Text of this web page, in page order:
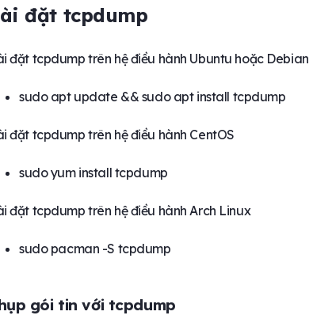
đặt tcpdump
đặt tcpdump trên hệ điều hành Ubuntu hoặc Debian
sudo apt update && sudo apt install tcpdump
đặt tcpdump trên hệ điều hành CentOS
sudo yum install tcpdump
đặt tcpdump trên hệ điều hành Arch Linux
sudo pacman -S tcpdump
gói tin với tcpdump